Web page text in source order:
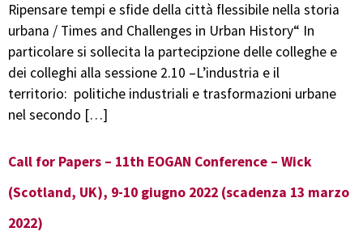
Ripensare tempi e sfide della città flessibile nella storia
urbana / Times and Challenges in Urban History“ In
particolare si sollecita la partecipzione delle colleghe e
dei colleghi alla sessione 2.10 –L’industria e il
territorio: politiche industriali e trasformazioni urbane
nel secondo […]
Call for Papers – 11th EOGAN Conference – Wick
(Scotland, UK), 9-10 giugno 2022 (scadenza 13 marzo
2022)